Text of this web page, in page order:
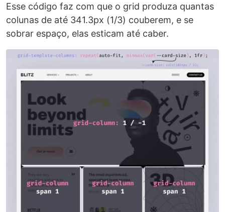
Esse código faz com que o grid produza quantas
colunas de até 341.3px (1/3) couberem, e se
sobrar espaço, elas esticam até caber.